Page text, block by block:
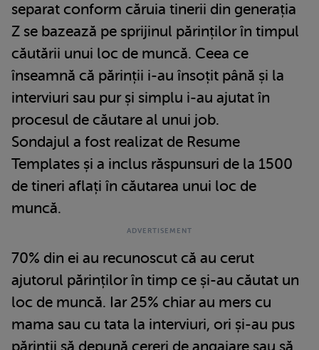
separat conform căruia tinerii din generația
Z se bazează pe sprijinul părinților în timpul
căutării unui loc de muncă. Ceea ce
înseamnă că părinții i-au însoțit până și la
interviuri sau pur și simplu i-au ajutat în
procesul de căutare al unui job.
Sondajul a fost realizat de Resume
Templates și a inclus răspunsuri de la 1500
de tineri aflați în căutarea unui loc de
muncă.
70% din ei au recunoscut că au cerut
ajutorul părinților în timp ce și-au căutat un
loc de muncă. Iar 25% chiar au mers cu
mama sau cu tata la interviuri, ori și-au pus
părinții să depună cereri de angajare sau să